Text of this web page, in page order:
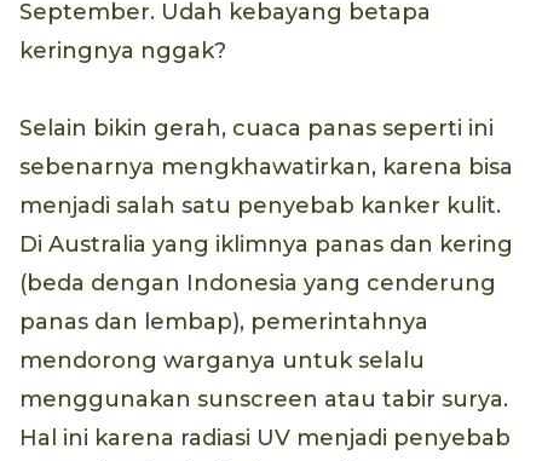
September. Udah kebayang betapa
keringnya nggak?
Selain bikin gerah, cuaca panas seperti ini
sebenarnya mengkhawatirkan, karena bisa
menjadi salah satu penyebab kanker kulit.
Di Australia yang iklimnya panas dan kering
(beda dengan Indonesia yang cenderung
panas dan lembap), pemerintahnya
mendorong warganya untuk selalu
menggunakan sunscreen atau tabir surya.
Hal ini karena radiasi UV menjadi penyebab